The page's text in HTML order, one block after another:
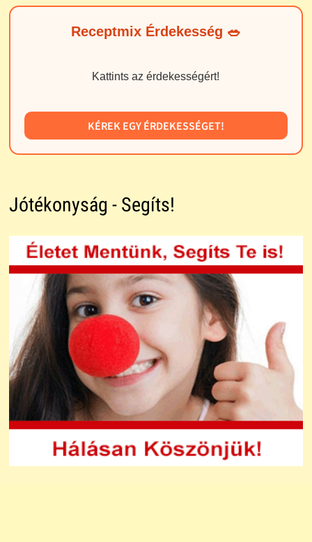
Receptmix Érdekesség 🥗
Kattints az érdekességért!
KÉREK EGY ÉRDEKESSÉGET!
Jótékonyság - Segíts!